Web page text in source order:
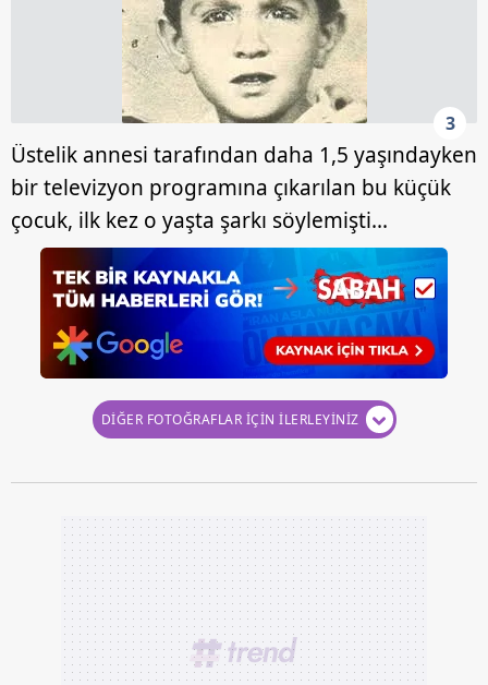
3
Üstelik annesi tarafından daha 1,5 yaşındayken
bir televizyon programına çıkarılan bu küçük
çocuk, ilk kez o yaşta şarkı söylemişti...
DİĞER FOTOĞRAFLAR İÇİN İLERLEYİNİZ